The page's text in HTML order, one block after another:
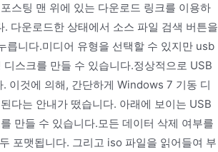
스팅 맨 위에 있는 다운로드 링크를 이용하
다운로드한 상태에서 소스 파일 검색 버튼을
니다.미디어 유형을 선택할 수 있지만 usb
스크를 만들 수 있습니다.정상적으로 USB
이것에 의해, 간단하게 Windows 7 기동 디
다는 안내가 떴습니다. 아래에 보이는 USB
만들 수 있습니다.모든 데이터 삭제 여부를
포맷됩니다. 그리고 iso 파일을 읽어들여 부